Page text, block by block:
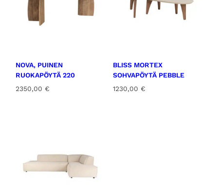
NOVA, PUINEN
RUOKAPÖYTÄ 220
2350,00 €
BLISS MORTEX
SOHVAPÖYTÄ PEBBLE
1230,00 €